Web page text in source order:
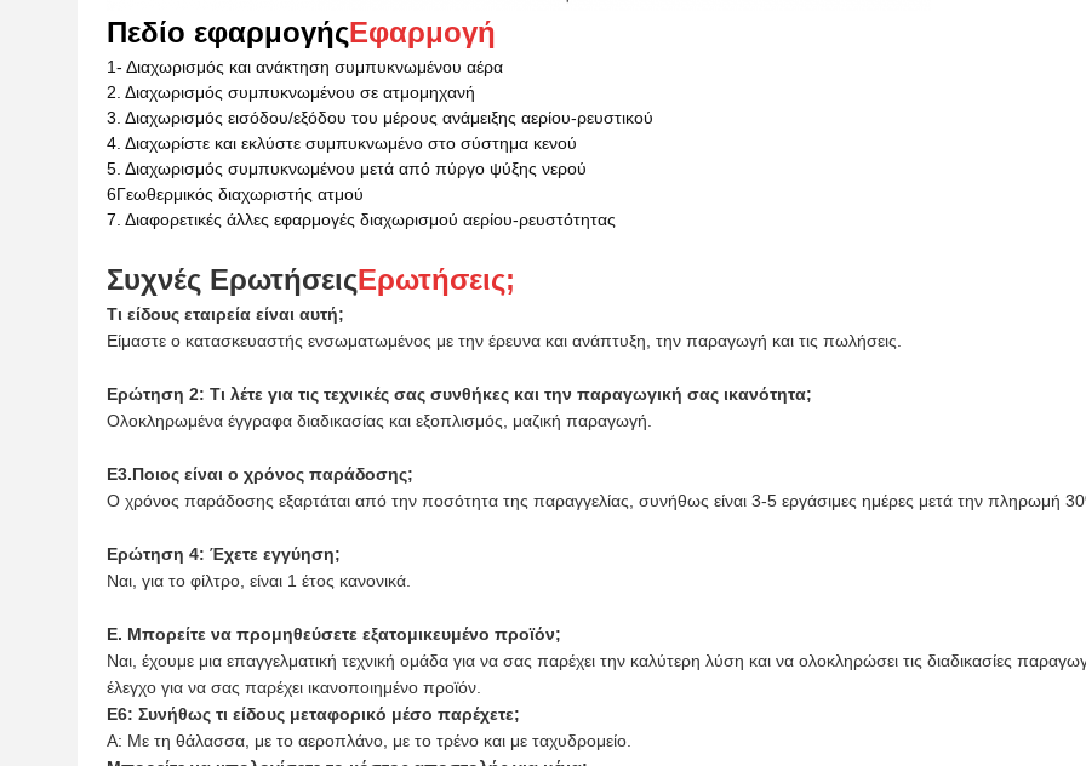
Πεδίο εφαρμογήςΕφαρμογή
1- Διαχωρισμός και ανάκτηση συμπυκνωμένου αέρα
2. Διαχωρισμός συμπυκνωμένου σε ατμομηχανή
3. Διαχωρισμός εισόδου/εξόδου του μέρους ανάμειξης αερίου-ρευστικού
4. Διαχωρίστε και εκλύστε συμπυκνωμένο στο σύστημα κενού
5. Διαχωρισμός συμπυκνωμένου μετά από πύργο ψύξης νερού
6Γεωθερμικός διαχωριστής ατμού
7. Διαφορετικές άλλες εφαρμογές διαχωρισμού αερίου-ρευστότητας
Συχνές ΕρωτήσειςΕρωτήσεις;
Τι είδους εταιρεία είναι αυτή;
Είμαστε ο κατασκευαστής ενσωματωμένος με την έρευνα και ανάπτυξη, την παραγωγή και τις πωλήσεις.
Ερώτηση 2: Τι λέτε για τις τεχνικές σας συνθήκες και την παραγωγική σας ικανότητα;
Ολοκληρωμένα έγγραφα διαδικασίας και εξοπλισμός, μαζική παραγωγή.
Ε3.Ποιος είναι ο χρόνος παράδοσης;
Ο χρόνος παράδοσης εξαρτάται από την ποσότητα της παραγγελίας, συνήθως είναι 3-5 εργάσιμες ημέρες μετά την πληρωμή
Ερώτηση 4: Έχετε εγγύηση;
Ναι, για το φίλτρο, είναι 1 έτος κανονικά.
Ε. Μπορείτε να προμηθεύσετε εξατομικευμένο προϊόν;
Ναι, έχουμε μια επαγγελματική τεχνική ομάδα για να σας παρέχει την καλύτερη λύση και να ολοκληρώσει τις διαδικασίες
έλεγχο για να σας παρέχει ικανοποιημένο προϊόν.
Ε6: Συνήθως τι είδους μεταφορικό μέσο παρέχετε;
Α: Με τη θάλασσα, με το αεροπλάνο, με το τρένο και με ταχυδρομείο.